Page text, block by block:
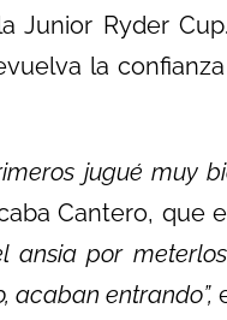
Junior Ryder
la
jugué muy
Cantero, que
ansia por
acaban entrando”,